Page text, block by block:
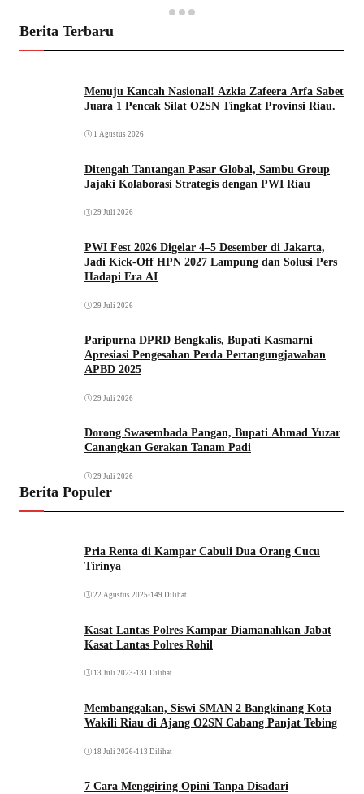
Berita Terbaru
Menuju Kancah Nasional! Azkia Zafeera Arfa Sabet
Juara 1 Pencak Silat O2SN Tingkat Provinsi Riau.
1 Agustus 2026
Ditengah Tantangan Pasar Global, Sambu Group
Jajaki Kolaborasi Strategis dengan PWI Riau
29 Juli 2026
PWI Fest 2026 Digelar 4–5 Desember di Jakarta,
Jadi Kick-Off HPN 2027 Lampung dan Solusi Pers
Hadapi Era AI
29 Juli 2026
Paripurna DPRD Bengkalis, Bupati Kasmarni
Apresiasi Pengesahan Perda Pertangungjawaban
APBD 2025
29 Juli 2026
Dorong Swasembada Pangan, Bupati Ahmad Yuzar
Canangkan Gerakan Tanam Padi
29 Juli 2026
Berita Populer
Pria Renta di Kampar Cabuli Dua Orang Cucu
Tirinya
22 Agustus 2025 •149 Dilihat
Kasat Lantas Polres Kampar Diamanahkan Jabat
Kasat Lantas Polres Rohil
13 Juli 2023 •131 Dilihat
Membanggakan, Siswi SMAN 2 Bangkinang Kota
Wakili Riau di Ajang O2SN Cabang Panjat Tebing
18 Juli 2026•113 Dilihat
7 Cara Menggiring Opini Tanpa Disadari